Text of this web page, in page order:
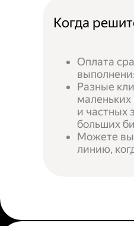
Когда
Оплата
Разные
и частных
больших
Можете
линию,